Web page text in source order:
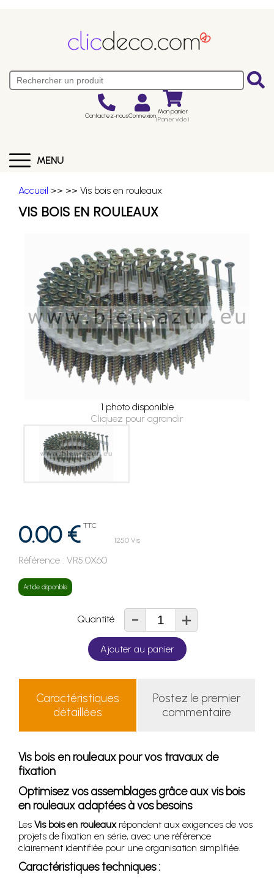
Contactez-nousConnexion Mon panier
(Panier vide)
MENU
Accueil >> >> Vis bois en rouleaux
VIS BOIS EN ROULEAUX
1 photo disponible
Cliquez pour agrandir
0.00 € TTC
1250 Vis
Référence : VR5.0X60
Article disponible
Quantité - +
Ajouter au panier
Caractéristiques
détaillées
Postez le premier
commentaire
Vis bois en rouleaux pour vos travaux de
fixation
Optimisez vos assemblages grâce aux vis bois
en rouleaux adaptées à vos besoins
Les Vis bois en rouleauxrépondent aux exigences de vos
projets de fixation en série, avec une référence
clairement identifiée pour une organisation simplifiée.
Caractéristiques techniques :